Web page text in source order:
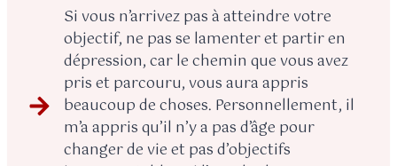
Si vous n’arrivez pas à atteindre votre
objectif, ne pas se lamenter et partir en
dépression, car le chemin que vous avez
pris et parcouru, vous aura appris
beaucoup de choses. Personnellement, il
m’a appris qu’il n’y a pas d’âge pour
changer de vie et pas d’objectifs